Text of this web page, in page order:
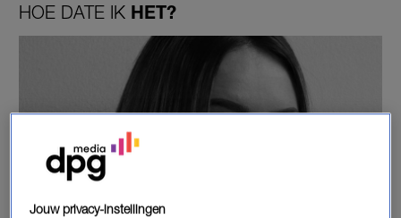
HOE DATE IK HET?
HOE DATE IK HET?
Jouw privacy-instellingen